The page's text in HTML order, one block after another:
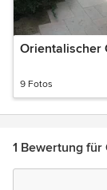
Orientalischer
9 Fotos
1 Bewertung für